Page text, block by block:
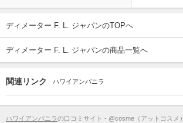
ディメーター F. L. ジャパンのTOPへ
ディメーター F. L. ジャパンの商品一覧へ
関連リンク ハワイアンバニラ
ハワイアンバニラの口コミサイト - @cosme（アットコスメ）